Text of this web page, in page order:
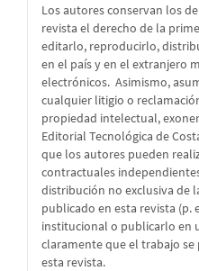
Los autores conservan los
revista el derecho de la
editarlo, reproducirlo,
en el país y en el extranjero
electrónicos. Asimismo,
cualquier litigio o
propiedad intelectual,
Editorial Tecnológica de
que los autores pueden
contractuales
distribución no exclusiva de
publicado en esta revista
institucional o publicarlo en
claramente que el trabajo
esta revista.